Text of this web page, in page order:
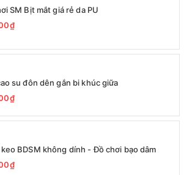
SM Bịt mắt giá rẻ da PU
su đôn dên gắn bi khúc giữa
keo BDSM không dính - Đồ chơi bạo dâm